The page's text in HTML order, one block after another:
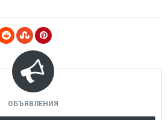
ОБЪЯВЛЕНИЯ